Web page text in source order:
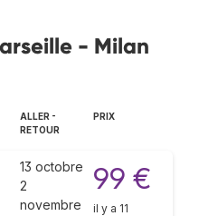
- Milan
ALLER -
RETOUR
PRIX
13 octobre
2
novembre
99 €
il y a 11